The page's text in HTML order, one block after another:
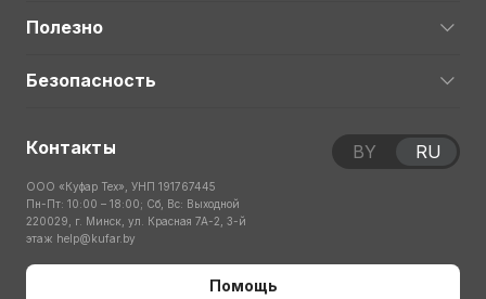
Полезно
Безопасность
Контакты
ООО «Куфар Тех», УНП 191767445
Пн-Пт: 10:00 – 18:00; Сб, Вс: Выходной
220029, г. Минск, ул. Красная 7А-2, 3-й
этаж help@kufar.by
Помощь
BY RU